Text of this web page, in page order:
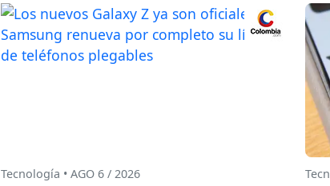
Tecnología • AGO 6 / 2026